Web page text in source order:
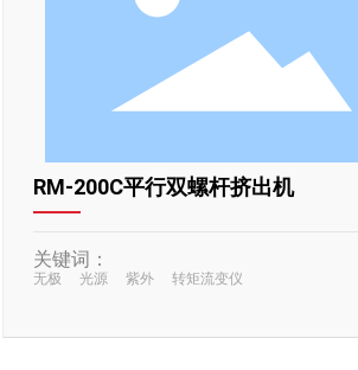
RM-200C平行双螺杆挤出机
关键词：
无极 光源 紫外 转矩流变仪